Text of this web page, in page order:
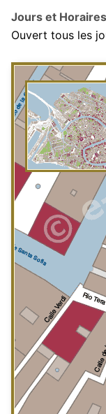
Jours et
Ouvert tous les